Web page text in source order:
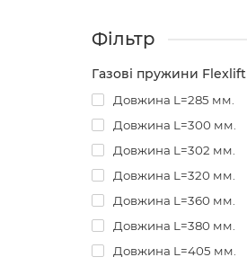
Фільтр
Газові пружини Flexlift
Довжина L=285 мм.
Довжина L=300 мм.
Довжина L=302 мм.
Довжина L=320 мм.
Довжина L=360 мм.
Довжина L=380 мм.
Довжина L=405 мм.